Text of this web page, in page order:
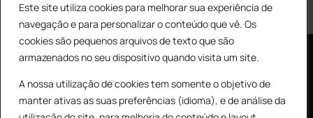
Este site utiliza cookies para melhorar sua experiência de
navegação e para personalizar o conteúdo que vê. Os
cookies são pequenos arquivos de texto que são
armazenados no seu dispositivo quando visita um site.
A nossa utilização de cookies tem somente o objetivo de
manter ativas as suas preferências (idioma), e de análise da